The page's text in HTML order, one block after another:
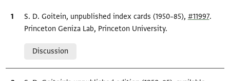
Bibliographic citation
S. D. Goitein, unpublished index cards (1950–85), #11997.
Princeton Geniza Lab, Princeton University.
Discussion